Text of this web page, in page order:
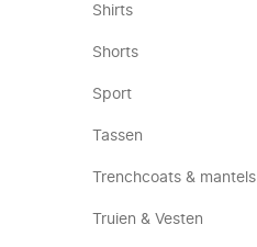
Shirts
Shorts
Sport
Tassen
Trenchcoats & mantels
Truien & Vesten